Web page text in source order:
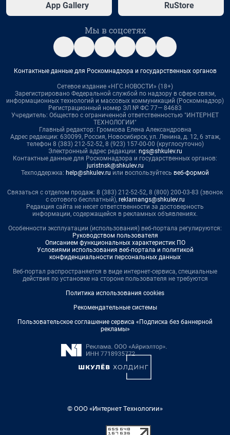
App Gallery RuStore
Мы в соцсетях
Контактные данные для Роскомнадзора и государственных органов
Сетевое издание «НГС.НОВОСТИ» (18+)
Зарегистрировано Федеральной службой по надзору в сфере связи,
информационных технологий и массовых коммуникаций (Роскомнадзор)
Регистрационный номер ЭЛ № ФС 77— 84683
Учредитель: Общество с ограниченной ответственностью "ИНТЕРНЕТ
ТЕХНОЛОГИИ"
Главный редактор: Громкова Елена Александровна
Адрес редакции: 630099, Россия, Новосибирск, ул. Ленина, д. 12, 6 этаж,
телефон 8 (383) 212-52-52, 8 (923) 157-00-00 (круглосуточно)
Электронный адрес редакции: ngs@shkulev.ru
Контактные данные для Роскомнадзора и государственных органов:
juristnsk@shkulev.ru
Техподдержка: help@shkulev.ru или воспользуйтесь веб-формой
Связаться с отделом продаж: 8 (383) 212-52-52, 8 (800) 200-03-83 (звонок
с сотового бесплатный), reklamangs@shkulev.ru
Редакция сайта не несет ответственности за достоверность
информации, содержащейся в рекламных объявлениях.
Особенности эксплуатации (использования) веб-портала регулируются:
Руководством пользователя
Описанием функциональных характеристик ПО
Условиями использования веб-портала и политикой
конфиденциальности персональных данных
Веб-портал распространяется в виде интернет-сервиса, специальные
действия по установке на стороне пользователя не требуются
Политика использования cookies
Рекомендательные системы
Пользовательское соглашение сервиса «Подписка без баннерной
рекламы»
© ООО «Интернет Технологии»